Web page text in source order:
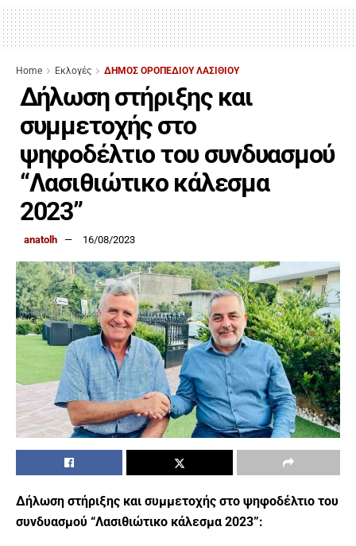
Home Εκλογές ΔΗΜΟΣ ΟΡΟΠΕΔΙΟΥ ΛΑΣΙΘΙΟΥ
Δήλωση στήριξης και
συμμετοχής στο
ψηφοδέλτιο του συνδυασμού
“Λασιθιώτικο κάλεσμα
2023”
anatolh 16/08/2023
Δήλωση στήριξης και συμμετοχής στο ψηφοδέλτιο του
συνδυασμού “Λασιθιώτικο κάλεσμα 2023”: